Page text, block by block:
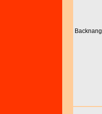
Backnang